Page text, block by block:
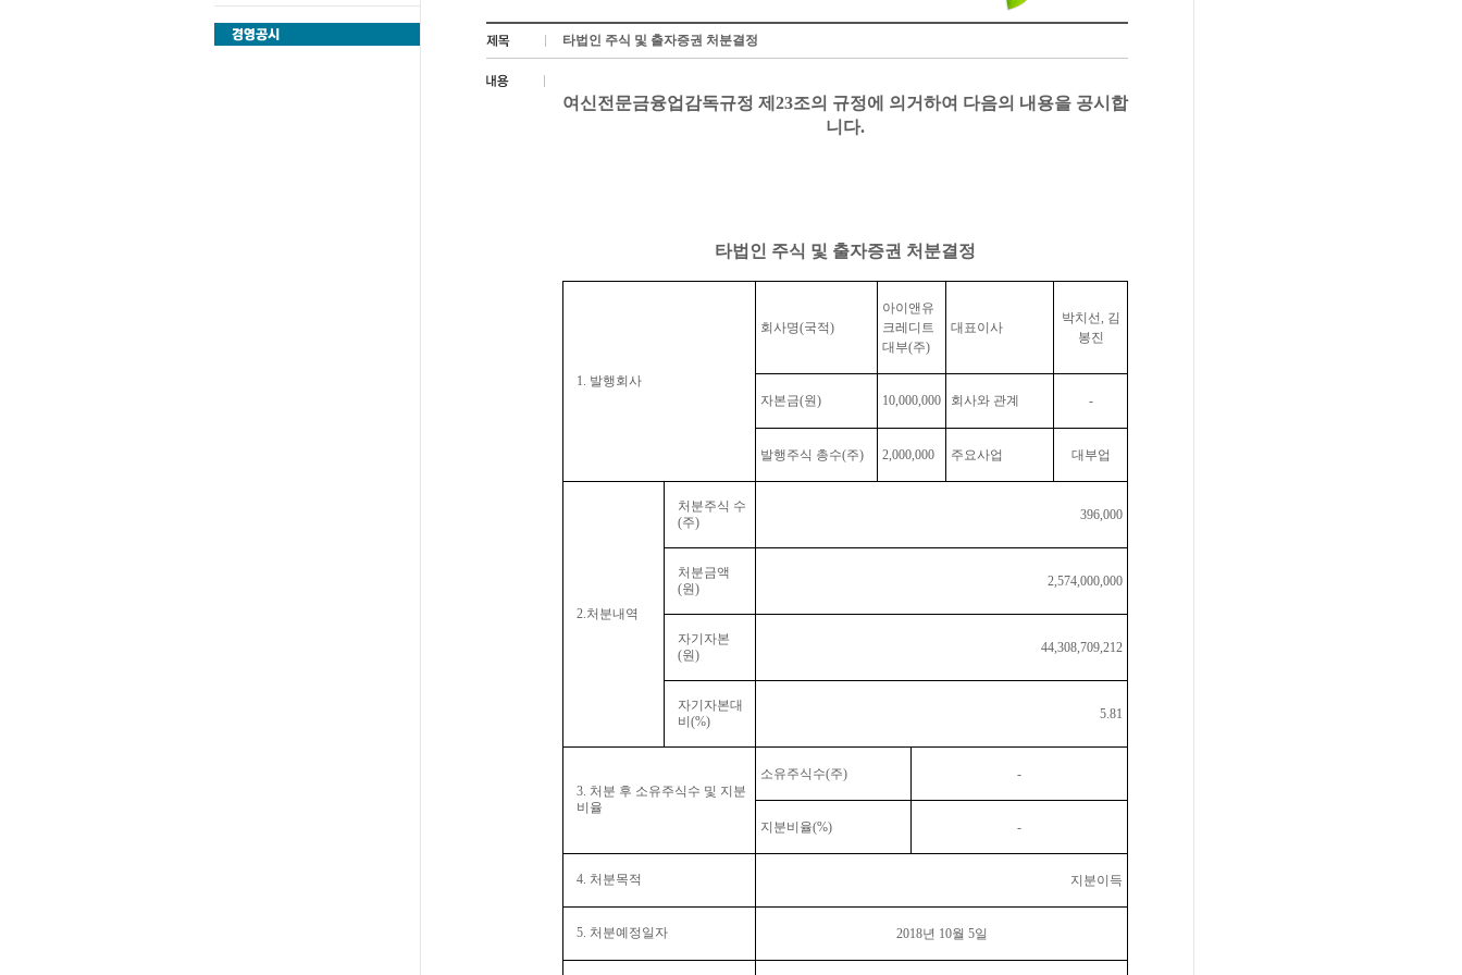
타법인 주식 및 출자증권 처분결정
여신전문금융업감독규정 제23조의 규정에 의거하여 다음의 내용을 공시합
니다.
타법인 주식 및 출자증권 처분결정
1. 발행회사
회사명(국적)
아이앤유
크레디트
대부(주)
대표이사
박치선, 김
봉진
자본금(원) 10,000,000 회사와 관계 -
발행주식 총수(주) 2,000,000 주요사업 대부업
2.처분내역
처분주식 수
(주) 396,000
처분금액
(원) 2,574,000,000
자기자본
(원) 44,308,709,212
자기자본대
비(%) 5.81
3. 처분 후 소유주식수 및 지분
비율
소유주식수(주) -
지분비율(%) -
4. 처분목적 지분이득
5. 처분예정일자 2018년 10월 5일